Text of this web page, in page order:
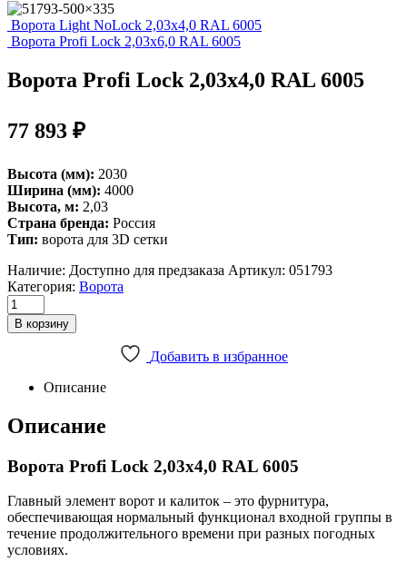
Ворота Light NoLock 2,03х4,0 RAL 6005
Ворота Profi Lock 2,03х6,0 RAL 6005
Ворота Profi Lock 2,03х4,0 RAL 6005
77 893 ₽
Высота (мм): 2030
Ширина (мм): 4000
Высота, м: 2,03
Страна бренда: Россия
Тип: ворота для 3D сетки
Наличие: Доступно для предзаказа Артикул: 051793
Категория: Ворота
Ворота
Profi
Lock
6005
В корзину
Добавить в избранное
Описание
Описание
Ворота Profi Lock 2,03х4,0 RAL 6005
Главный элемент ворот и калиток – это фурнитура,
обеспечивающая нормальный функционал входной группы в
течение продолжительного времени при разных погодных
условиях.